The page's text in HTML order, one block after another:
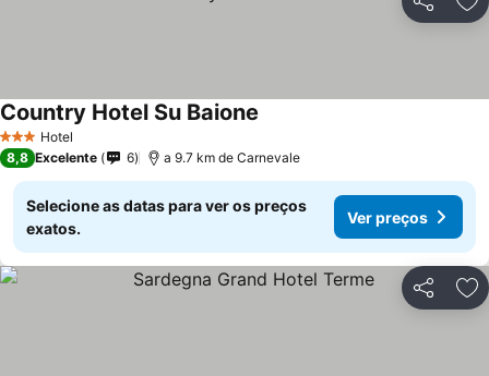
Partilhar
3 EstrelasHotel
Country Hotel Su Baione
8,8 Excelente 6 a 9.7 km de Carnevale
Selecione as datas para ver os preços
exatos.
Ver preços
Partilhar